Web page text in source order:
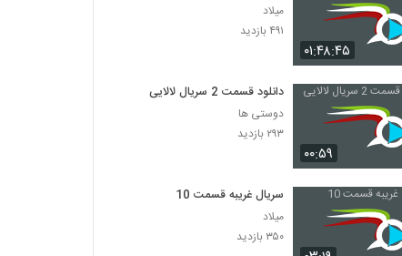
۰۱:۴۸:۴۵
میلاد
۴۹۱ بازدید
۰۰:۵۹
دانلود قسمت 2 سریال لالایی
دوستی ها
۲۹۳ بازدید
سریال غریبه قسمت 10
میلاد
۳۵۰ بازدید